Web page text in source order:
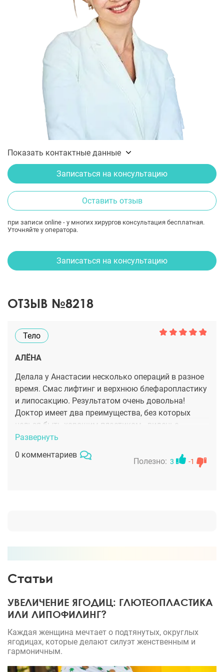
Показать контактные данные
Записаться на консультацию
Оставить отзыв
при записи online - у многих хирургов консультация бесплатная.
Уточняйте у оператора.
Записаться на консультацию
ОТЗЫВ №8218
Тело
АЛЁНА
Делала у Анастасии несколько операций в разное
время. Смас лифтинг и верхнюю блефаропластику
и липосакцию. Результатом очень довольна!
Доктор имеет два преимущества, без которых
нельзя быть хорошим пластиком - виденье
художника и золотые руки. Итогом является
отличный результат и счастливые пациенты.
Развернуть
0 комментариев
Полезно: 3 -1
Статьи
УВЕЛИЧЕНИЕ ЯГОДИЦ: ГЛЮТЕОПЛАСТИКА
ИЛИ ЛИПОФИЛИНГ?
Каждая женщина мечтает о подтянутых, округлых
ягодицах, которые делают силуэт женственным и
гармоничным.